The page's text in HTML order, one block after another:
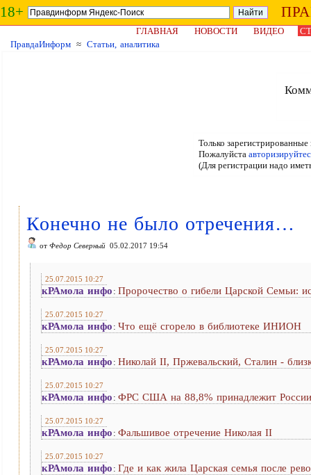
18+
ГЛАВНАЯ НОВОСТИ ВИДЕО
ПравдаИнформ ≈ Статьи, аналитика
Только
Пожалуйста
(Для регистрации надо
Конечно не было отречения…
от Федор Северный 05.02.2017 19:54
25.07.2015 10:27
кРАмола инфо : Пророчество о гибели Царской Семьи:
25.07.2015 10:27
кРАмола инфо : Что ещё сгорело в библиотеке ИНИОН
25.07.2015 10:27
кРАмола инфо : Николай II, Пржевальский, Сталин -
25.07.2015 10:27
кРАмола инфо : ФРС США на 88,8% принадлежит
25.07.2015 10:27
кРАмола инфо : Фальшивое отречение Николая II
25.07.2015 10:27
кРАмола инфо : Где и как жила Царская семья после